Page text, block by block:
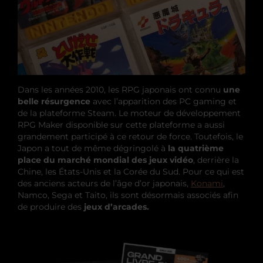
Dans les années 2010, les RPG japonais ont connu une
belle résurgence avec l’apparition des PC gaming et
de la plateforme Steam. Le moteur de développement
RPG Maker disponible sur cette plateforme a aussi
grandement participé à ce retour de force. Toutefois, le
Japon a tout de même dégringolé à la quatrième
place du marché mondial des jeux vidéo, derrière la
Chine, les États-Unis et la Corée du Sud. Pour ce qui est
des anciens acteurs de l’âge d’or japonais, Konami,
Namco, Sega et Taito, ils sont désormais associés afin
de produire des jeux d’arcades.